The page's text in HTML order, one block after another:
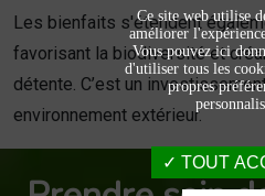
Les bienfaits s'étendent
favorisant la biodiversité et
détente. C’est un
environnement extérieur.
Ce site web utilise
améliorer
Vous pouvez ici
d'utiliser tous les
propres
TOUT